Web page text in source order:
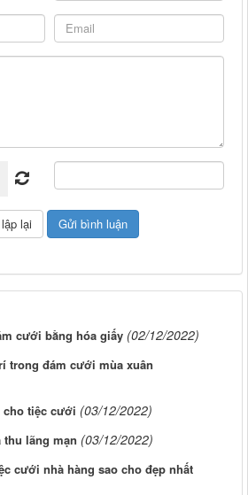
cưới bằng hóa giấy (02/12/2022)
trong đám cưới mùa xuân
cho tiệc cưới (03/12/2022)
lãng mạn (03/12/2022)
cưới nhà hàng sao cho đẹp nhất